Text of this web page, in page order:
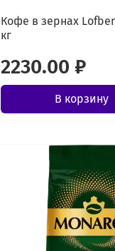
Кофе в зернах
кг
2230.00 ₽
В корзину